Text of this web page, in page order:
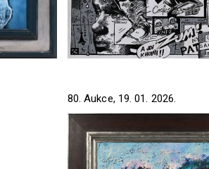
80. Aukce, 19. 01. 2026.